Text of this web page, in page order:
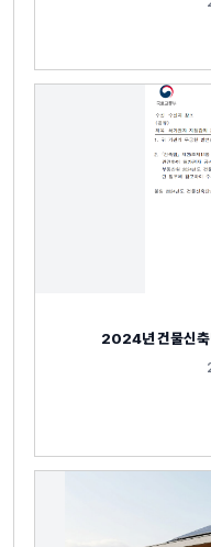
2024년 건물신축